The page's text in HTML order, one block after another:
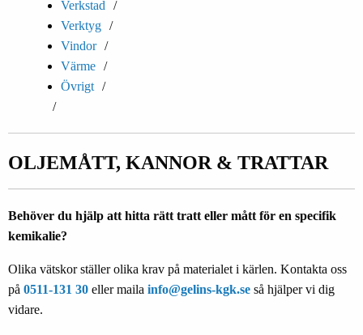
Verkstad
Verktyg
Vindor
Värme
Övrigt
OLJEMÅTT, KANNOR & TRATTAR
Behöver du hjälp att hitta rätt tratt eller mått för en specifik
kemikalie?
Olika vätskor ställer olika krav på materialet i kärlen. Kontakta oss
på 0511-131 30 eller maila info@gelins-kgk.se så hjälper vi dig
vidare.